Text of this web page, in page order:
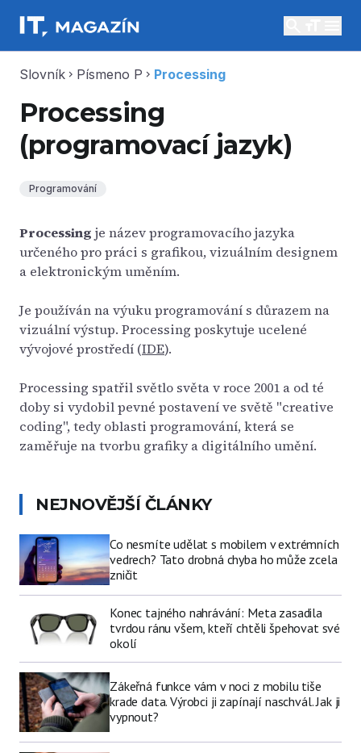
Slovník chevron_right Písmeno P chevron_right Processing
Processing
(programovací jazyk)
Programování
Processing je název programovacího jazyka
určeného pro práci s grafikou, vizuálním designem
a elektronickým uměním.
Je používán na výuku programování s důrazem na
vizuální výstup. Processing poskytuje ucelené
vývojové prostředí (IDE).
Processing spatřil světlo světa v roce 2001 a od té
doby si vydobil pevné postavení ve světě "creative
coding", tedy oblasti programování, která se
zaměřuje na tvorbu grafiky a digitálního umění.
NEJNOVĚJŠÍ ČLÁNKY
Co nesmíte udělat s mobilem v extrémních
vedrech? Tato drobná chyba ho může zcela
zničit
Konec tajného nahrávání: Meta zasadila
tvrdou ránu všem, kteří chtěli špehovat své
okolí
Zákeřná funkce vám v noci z mobilu tiše
krade data. Výrobci ji zapínají naschvál. Jak ji
vypnout?